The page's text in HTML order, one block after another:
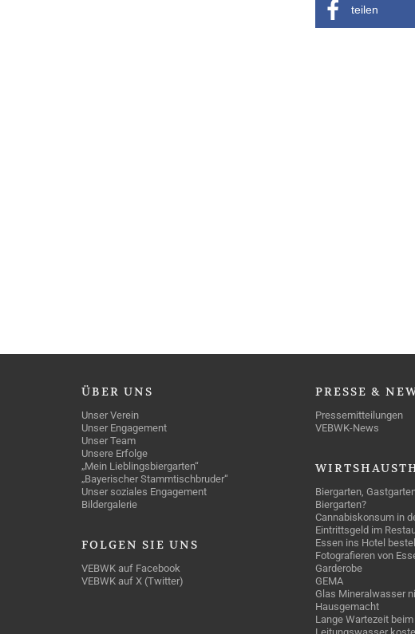
teilen
ÜBER UNS
Unser Verein
Unser Engagement
Unser Team
Unsere Erfolge
„Mein Lieblingsbiergarten“
„Bayerischer Stammtischbruder“
Unser soziales Engagement
Bildergalerie
FOLGEN SIE UNS
VEBWK auf Facebook
VEBWK auf X (Twitter)
PRESSE &
Pressemitteilungen
VEBWK-News
Biergarten,
Biergarten?
Cannabiskonsum in
Eintrittsgeld im
Essen ins Hotel
Fotografieren von
Garderobe
GEMA
Glas Mineralwasser
Hausgemacht
Lange Wartezeit